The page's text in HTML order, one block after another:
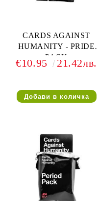
CARDS AGAINST
HUMANITY - PRIDE
PACK
€10.95 21.42лв.